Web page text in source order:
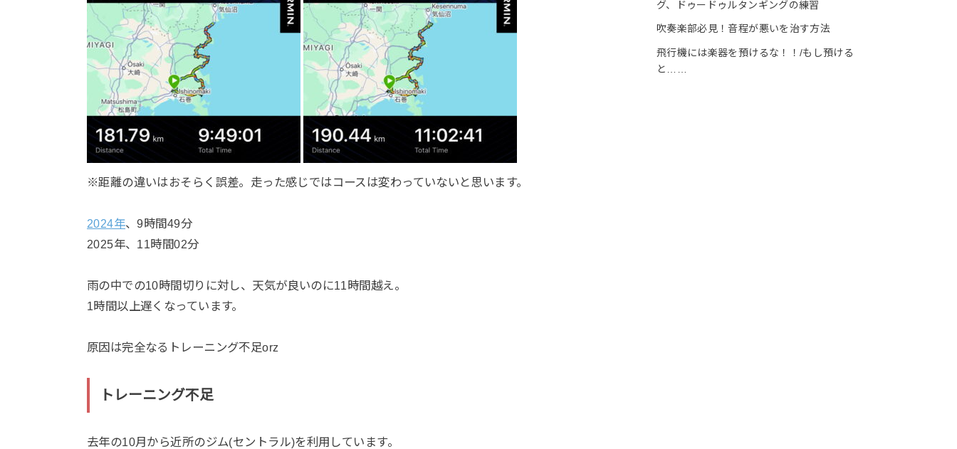
※距離の違いはおそらく誤差。走った感じではコースは変わっていないと思います。
2024年、9時間49分
2025年、11時間02分
雨の中での10時間切りに対し、天気が良いのに11時間越え。
1時間以上遅くなっています。
原因は完全なるトレーニング不足orz
トレーニング不足
去年の10月から近所のジム(セントラル)を利用しています。
グ、ドゥードゥルタンギングの練習
吹奏楽部必見！音程が悪いを治す方法
飛行機には楽器を預けるな！！/もし預ける
と……